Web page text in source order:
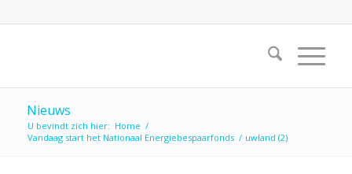
Nieuws
U bevindt zich hier: Home /
Vandaag start het Nationaal Energiebespaarfonds / uwland (2)